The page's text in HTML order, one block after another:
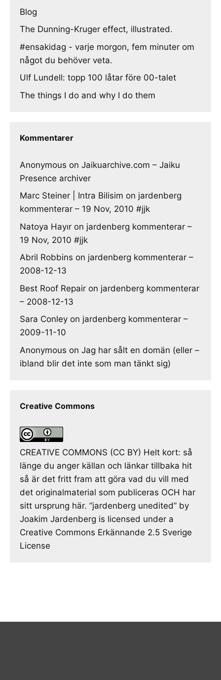
Blog
The Dunning-Kruger effect, illustrated.
#ensakidag - varje morgon, fem minuter om
något du behöver veta.
Ulf Lundell: topp 100 låtar före 00-talet
The things I do and why I do them
Kommentarer
Anonymous on Jaikuarchive.com – Jaiku
Presence archiver
Marc Steiner | Intra Bilisim on jardenberg
kommenterar – 19 Nov, 2010 #jjk
Natoya Hayır on jardenberg kommenterar –
19 Nov, 2010 #jjk
Abril Robbins on jardenberg kommenterar –
2008-12-13
Best Roof Repair on jardenberg kommenterar
– 2008-12-13
Sara Conley on jardenberg kommenterar –
2009-11-10
Anonymous on Jag har sålt en domän (eller –
ibland blir det inte som man tänkt sig)
Creative Commons
CREATIVE COMMONS (CC BY) Helt kort: så
länge du anger källan och länkar tillbaka hit
så är det fritt fram att göra vad du vill med
det originalmaterial som publiceras OCH har
sitt ursprung här. ”jardenberg unedited” by
Joakim Jardenberg is licensed under a
Creative Commons Erkännande 2.5 Sverige
License